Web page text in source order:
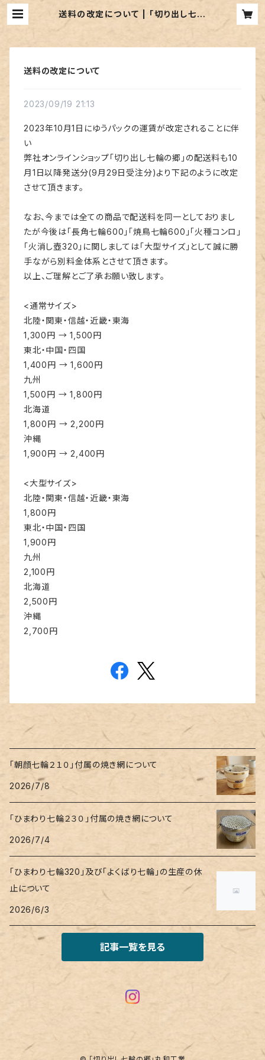
送料の改定について | ｢切り出し七輪
送料の改定について
2023/09/19 21:13
2023年10月1日にゆうパックの運賃が改定されることに伴
い
弊社オンラインショップ「切り出し七輪の郷」の配送料も10
月1日以降発送分(9月29日受注分)より下記のように改定
させて頂きます。
なお、今までは全ての商品で配送料を同一としておりまし
たが今後は「長角七輪600」「焼鳥七輪600」「火種コンロ」
「火消し壺320」に関しましては「大型サイズ」として誠に勝
手ながら別料金体系とさせて頂きます。
以上、ご理解とご了承お願い致します。
<通常サイズ>
北陸・関東・信越・近畿・東海
1,300円 → 1,500円
東北・中国・四国
1,400円 → 1,600円
九州
1,500円 → 1,800円
北海道
1,800円 → 2,200円
沖縄
1,900円 → 2,400円
<大型サイズ>
北陸・関東・信越・近畿・東海
1,800円
東北・中国・四国
1,900円
九州
2,100円
北海道
2,500円
沖縄
2,700円
「朝顔七輪２１０」付属の焼き網について
2026/7/8
「ひまわり七輪２３０」付属の焼き網について
2026/7/4
「ひまわり七輪320」及び「よくばり七輪」の生産の休
止について
2026/6/3
記事一覧を見る